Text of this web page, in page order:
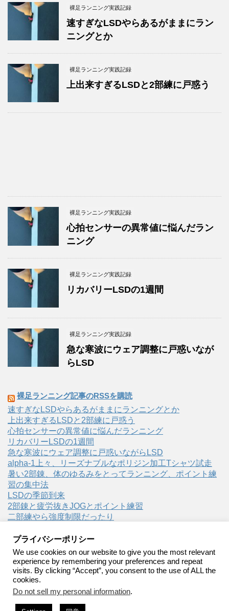
裸足ランニング実践記録
速すぎなLSDやらあるがままにラン
ニングとか
裸足ランニング実践記録
上出来すぎるLSDと2部練に戸惑う
裸足ランニング実践記録
心拍センサーの異常値に悩んだラン
ニング
裸足ランニング実践記録
リカバリーLSDの1週間
裸足ランニング実践記録
急な寒波にウェア調整に戸惑いなが
らLSD
裸足ランニング記事のRSSを購読
速すぎなLSDやらあるがままにランニングとか
上出来すぎるLSDと2部練に戸惑う
心拍センサーの異常値に悩んだランニング
リカバリーLSDの1週間
急な寒波にウェア調整に戸惑いながらLSD
alpha-1上々、リーズナブルなポリジン加工Tシャツ試走
暑い2部錬、体のゆるみをとってランニング、ポイント練
習の集中法
LSDの季節到来
2部錬と疲労抜きJOGとポイント練習
二部練やら強度制限だったり
裸足ランニング
裸足ランニング・ベアフットランニングの実践記録
プライバシーポリシー
We use cookies on our website to give you the most relevant
experience by remembering your preferences and repeat
visits. By clicking “Accept”, you consent to the use of ALL the
cookies.
Do not sell my personal information.